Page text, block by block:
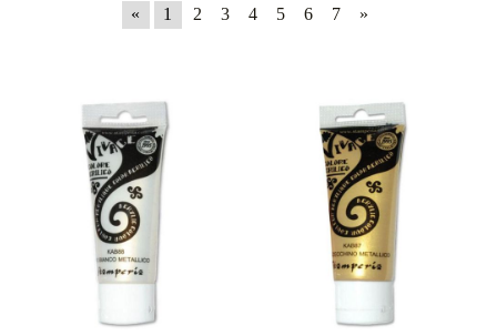
« 1 2 3 4 5 6 7 »